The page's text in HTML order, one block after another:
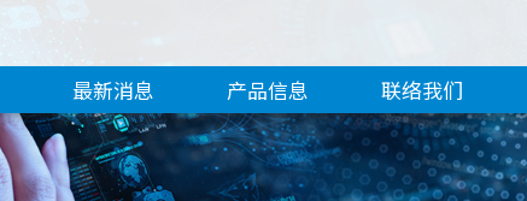
最新消息 产品信息 联络我们